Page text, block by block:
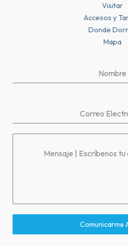
Visitar
Accesos y
Donde
Mapa
Nombre
Correo
Mensaje | Escríbenos
Comunicarme